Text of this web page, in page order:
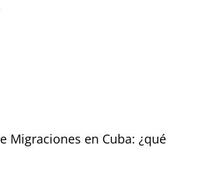
Migraciones en Cuba: ¿qué